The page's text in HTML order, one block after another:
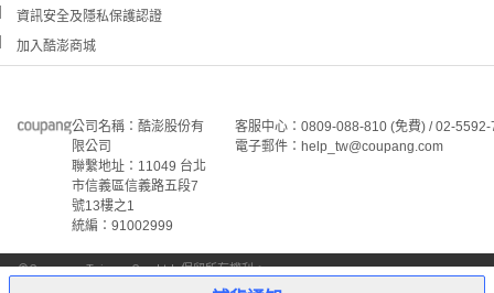
資訊安全及隱私保護認證
加入酷澎商城
公司名稱：酷澎股份有
限公司
聯繫地址：11049 台北
市信義區信義路五段7
號13樓之1
統編：91002999
客服中心：0809-088-810 (免費) / 02-
電子郵件：help_tw@coupang.com
©Coupang Taiwan Co., Ltd. 保留所有權利。